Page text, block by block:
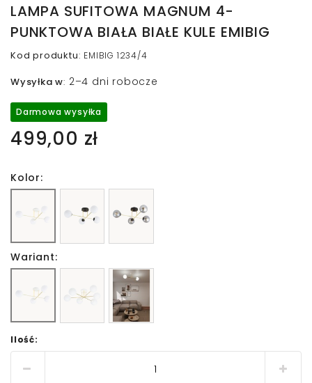
LAMPA SUFITOWA MAGNUM 4-
PUNKTOWA BIAŁA BIAŁE KULE EMIBIG
Kod produktu: EMIBIG 1234/4
Wysyłka w: 2–4 dni robocze
Darmowa wysyłka
499,00 zł
Kolor:
Wariant:
Ilość: